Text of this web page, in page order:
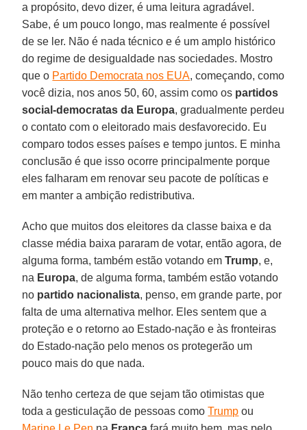
a propósito, devo dizer, é uma leitura agradável.
Sabe, é um pouco longo, mas realmente é possível
de se ler. Não é nada técnico e é um amplo histórico
do regime de desigualdade nas sociedades. Mostro
que o Partido Democrata nos EUA, começando, como
você dizia, nos anos 50, 60, assim como os partidos
social-democratas da Europa, gradualmente perdeu
o contato com o eleitorado mais desfavorecido. Eu
comparo todos esses países e tempo juntos. E minha
conclusão é que isso ocorre principalmente porque
eles falharam em renovar seu pacote de políticas e
em manter a ambição redistributiva.
Acho que muitos dos eleitores da classe baixa e da
classe média baixa pararam de votar, então agora, de
alguma forma, também estão votando emTrump, e,
na Europa, de alguma forma, também estão votando
no partido nacionalista, penso, em grande parte, por
falta de uma alternativa melhor. Eles sentem que a
proteção e o retorno ao Estado-nação e às fronteiras
do Estado-nação pelo menos os protegerão um
pouco mais do que nada.
Não tenho certeza de que sejam tão otimistas que
toda a gesticulação de pessoas comoTrump ou